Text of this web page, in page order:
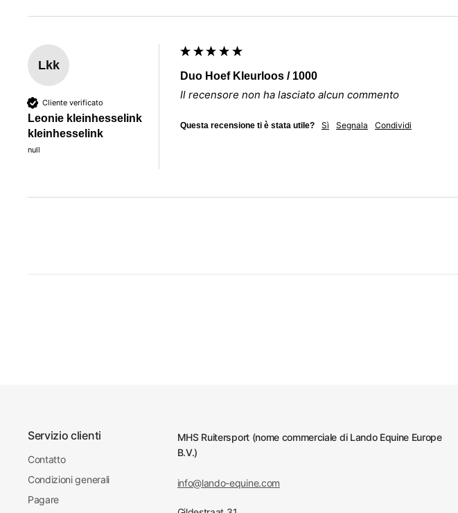
Lkk
Cliente verificato
Leonie kleinhesselink
kleinhesselink
null
Duo Hoef Kleurloos / 1000
Il recensore non ha lasciato alcun commento
Questa recensione ti è stata utile? Sì Segnala Condividi
Servizio clienti
Contatto
Condizioni generali
Pagare
MHS Ruitersport (nome commerciale di Lando Equine Europe
B.V.)
info@lando-equine.com